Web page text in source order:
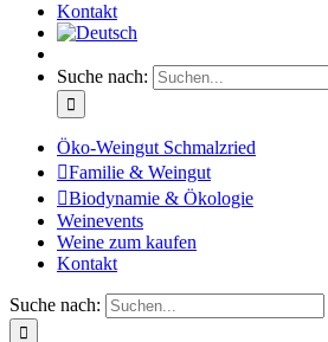
Kontakt
Suche nach:
Öko-Weingut Schmalzried
Familie & Weingut
Biodynamie & Ökologie
Weinevents
Weine zum kaufen
Kontakt
Suche nach: